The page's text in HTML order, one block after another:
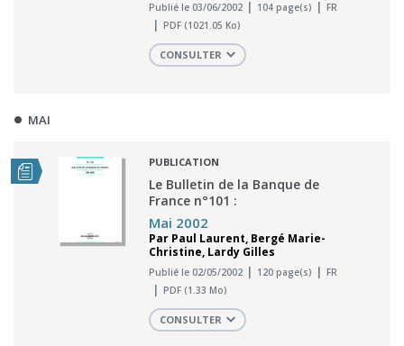
Publié le 03/06/2002 104 page(s)
FR
PDF (1021.05 Ko)
CONSULTER
MAI
PUBLICATION
Le Bulletin de la Banque de
France n°101 :
Mai 2002
Par Paul Laurent, Bergé Marie-
Christine, Lardy Gilles
Publié le 02/05/2002 120 page(s)
FR
PDF (1.33 Mo)
CONSULTER